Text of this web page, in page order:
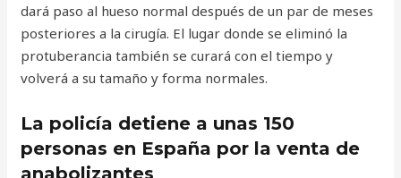
dará paso al hueso normal después de un par de meses
posteriores a la cirugía. El lugar donde se eliminó la
protuberancia también se curará con el tiempo y
volverá a su tamaño y forma normales.
La policía detiene a unas 150
personas en España por la venta de
anabolizantes